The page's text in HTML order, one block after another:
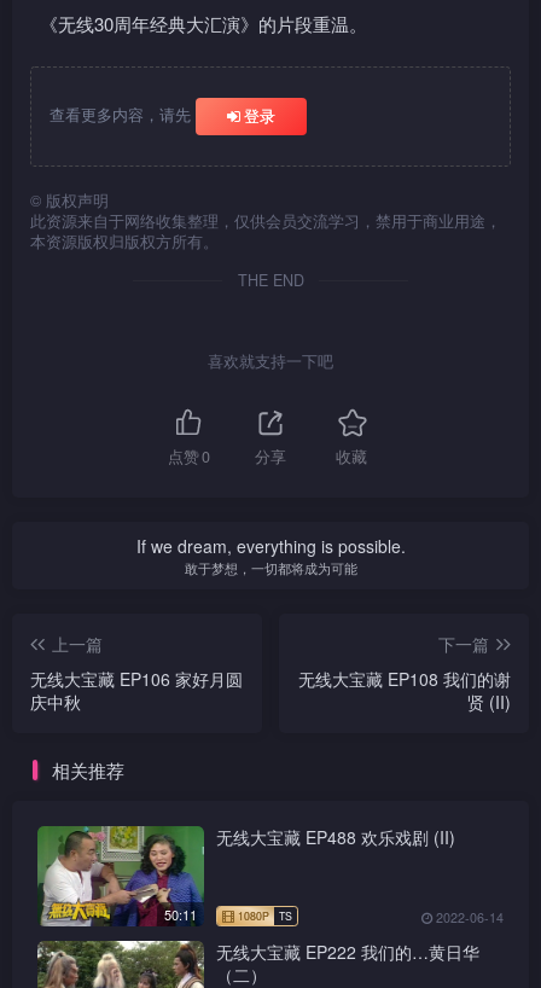
《无线30周年经典大汇演》的片段重温。
查看更多内容，请先 登录
© 版权声明
此资源来自于网络收集整理，仅供会员交流学习，禁用于商业用途，
本资源版权归版权方所有。
THE END
喜欢就支持一下吧
点赞0 分享 收藏
If we dream, everything is possible.
敢于梦想，一切都将成为可能
上一篇
无线大宝藏 EP106 家好月圆
庆中秋
下一篇
无线大宝藏 EP108 我们的谢
贤 (II)
相关推荐
50:11
无线大宝藏 EP488 欢乐戏剧 (II)
2022-06-14
无线大宝藏 EP222 我们的…黄日华
（二）